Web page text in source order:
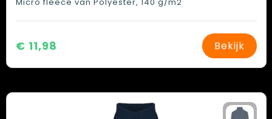
€ 11,98 Bekijk